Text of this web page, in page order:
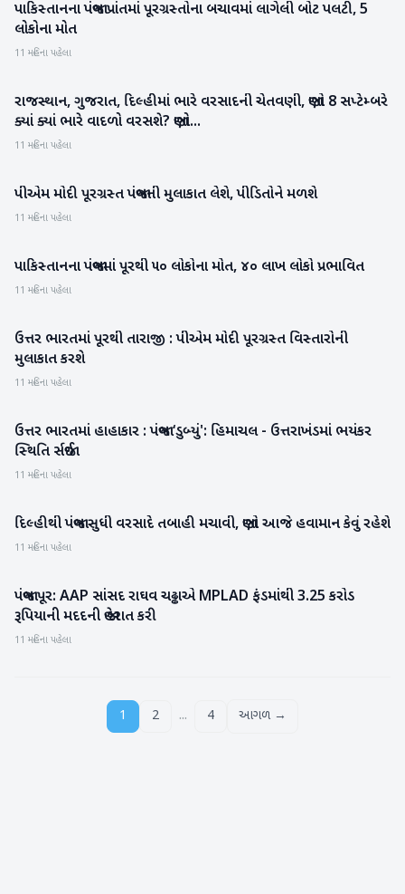
આંતરરાષ્ટ્રીય
પાકિસ્તાનના પંજાબ પ્રાંતમાં પૂરગ્રસ્તોના બચાવમાં લાગેલી બોટ પલટી, 5
લોકોના મોત
11 મહિના પહેલા
રાષ્ટ્રીય
રાજસ્થાન, ગુજરાત, દિલ્હીમાં ભારે વરસાદની ચેતવણી, જાણો 8 સપ્ટેમ્બરે
ક્યાં ક્યાં ભારે વાદળો વરસશે? જાણો...
11 મહિના પહેલા
રાષ્ટ્રીય
પીએમ મોદી પૂરગ્રસ્ત પંજાબની મુલાકાત લેશે, પીડિતોને મળશે
11 મહિના પહેલા
આંતરરાષ્ટ્રીય
પાકિસ્તાનના પંજાબમાં પૂરથી ૫૦ લોકોના મોત, ૪૦ લાખ લોકો પ્રભાવિત
11 મહિના પહેલા
રાષ્ટ્રીય
ઉત્તર ભારતમાં પૂરથી તારાજી : પીએમ મોદી પૂરગ્રસ્ત વિસ્તારોની
મુલાકાત કરશે
11 મહિના પહેલા
રાષ્ટ્રીય
ઉત્તર ભારતમાં હાહાકાર : પંજાબ ‘ડુબ્‍યું': હિમાચલ - ઉત્તરાખંડમાં ભયંકર
સ્‍થિતિ સર્જાઈ
11 મહિના પહેલા
રાષ્ટ્રીય
દિલ્હીથી પંજાબ સુધી વરસાદે તબાહી મચાવી, જાણો આજે હવામાન કેવું રહેશે
11 મહિના પહેલા
રાજકારણ
પંજાબ પૂર: AAP સાંસદ રાઘવ ચઢ્ઢાએ MPLAD ફંડમાંથી 3.25 કરોડ
રૂપિયાની મદદની જાહેરાત કરી
11 મહિના પહેલા
1 2 ... 4 આગળ →